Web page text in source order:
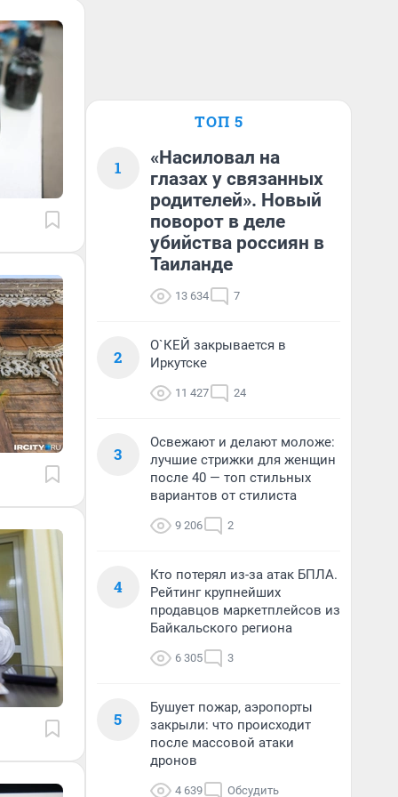
ТОП 5
1
«Насиловал на
глазах у связанных
родителей». Новый
поворот в деле
убийства россиян в
Таиланде
13 634 7
2
О`КЕЙ закрывается в
Иркутске
11 427 24
3
Освежают и делают моложе:
лучшие стрижки для женщин
после 40 — топ стильных
вариантов от стилиста
9 206 2
4
Кто потерял из-за атак БПЛА.
Рейтинг крупнейших
продавцов маркетплейсов из
Байкальского региона
6 305 3
5
Бушует пожар, аэропорты
закрыли: что происходит
после массовой атаки
дронов
4 639 Обсудить